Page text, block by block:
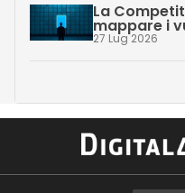
La
mappare i
27 Lug 2026